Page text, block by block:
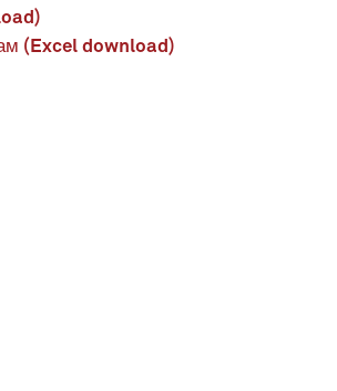
(Excel download)